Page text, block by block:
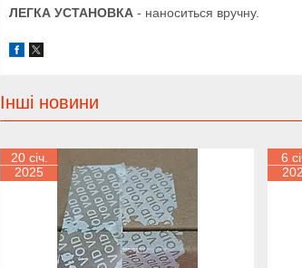
ЛЕГКА УСТАНОВКА - наноситься вручну.
Інші новини
20 січ.
2025
6